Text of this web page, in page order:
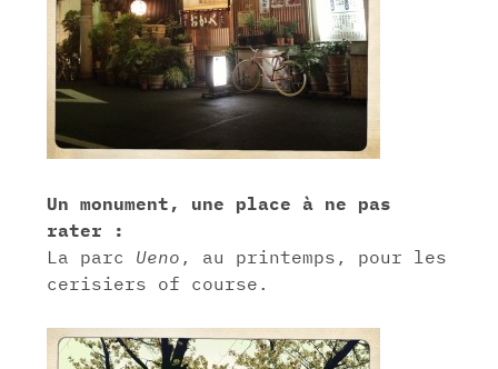
Un monument, une place à ne pas
rater :
La parc Ueno , au printemps, pour les
cerisiers of course.